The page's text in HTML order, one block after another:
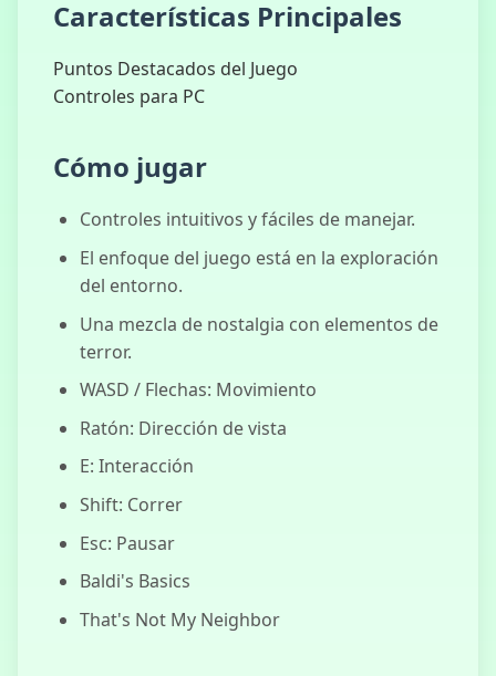
Características Principales
Puntos Destacados del Juego
Controles para PC
Cómo jugar
Controles intuitivos y fáciles de manejar.
El enfoque del juego está en la exploración
del entorno.
Una mezcla de nostalgia con elementos de
terror.
WASD / Flechas: Movimiento
Ratón: Dirección de vista
E: Interacción
Shift: Correr
Esc: Pausar
Baldi's Basics
That's Not My Neighbor